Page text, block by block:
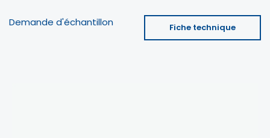
Demande d'échantillon Fiche technique